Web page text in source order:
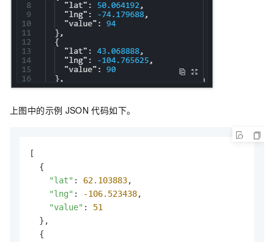
上图中的示例 JSON 代码如下。
[
  {
"lat" : 62.103883,
"lng" : -106.523438,
"value" : 51
  },
  {